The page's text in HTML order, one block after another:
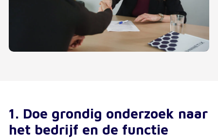
1. Doe grondig onderzoek naar
het bedrijf en de functie